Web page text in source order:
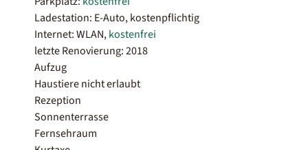
Ladestation: E-Auto, kostenpflichtig
Internet: WLAN,kostenfrei
letzte Renovierung: 2018
Aufzug
Haustiere nicht erlaubt
Rezeption
Sonnenterrasse
Fernsehraum